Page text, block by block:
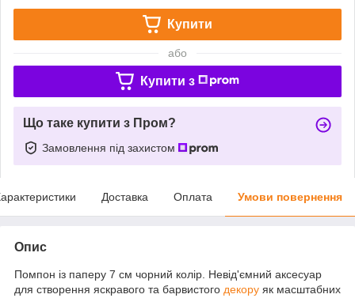
Купити
або
Купити з
Що таке купити з Пром?
Замовлення під захистом
Доставка Оплата Умови повернення
Опис
Помпон із паперу 7 см чорний колір. Невід'ємний аксесуар
для створення яскравого та барвистого декору як масштабних